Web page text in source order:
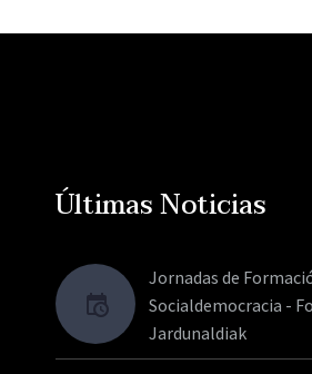
Últimas Noticias
Jornadas de
Socialdemocracia -
Jardunaldiak